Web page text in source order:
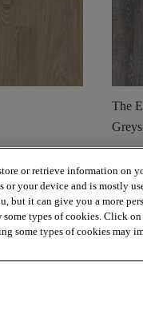
The
shopping_cart
visibility
or retrieve information on
or your device and is mostly
it can give you a more
types of cookies. Click
some types of cookies may